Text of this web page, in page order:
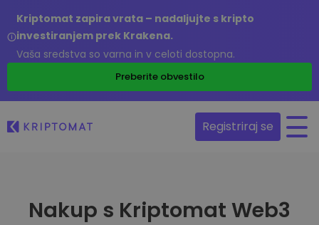
Kriptomat zapira vrata – nadaljujte s kripto
investiranjem prek Krakena.
Vaša sredstva so varna in v celoti dostopna.
Preberite obvestilo
Registriraj se
Nakup s Kriptomat Web3